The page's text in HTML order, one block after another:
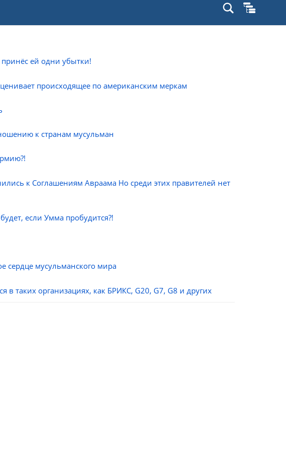
ей одни убытки!
происходящее по американским меркам
к странам мусульман
к Соглашениям Авраама Но среди этих правителей нет
если Умма пробудится?!
сердце мусульманского мира
таких организациях, как БРИКС, G20, G7, G8 и других